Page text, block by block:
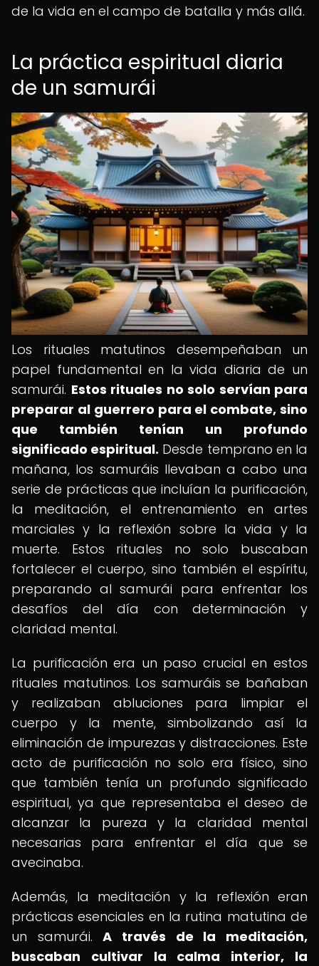
de la vida en el campo de batalla y más allá.
La práctica espiritual diaria
de un samurái
Los rituales matutinos desempeñaban un
papel fundamental en la vida diaria de un
samurái. Estos rituales no solo servían para
preparar al guerrero para el combate, sino
que también tenían un profundo
significado espiritual. Desde temprano en la
mañana, los samuráis llevaban a cabo una
serie de prácticas que incluían la purificación,
la meditación, el entrenamiento en artes
marciales y la reflexión sobre la vida y la
muerte. Estos rituales no solo buscaban
fortalecer el cuerpo, sino también el espíritu,
preparando al samurái para enfrentar los
desafíos del día con determinación y
claridad mental.
La purificación era un paso crucial en estos
rituales matutinos. Los samuráis se bañaban
y realizaban abluciones para limpiar el
cuerpo y la mente, simbolizando así la
eliminación de impurezas y distracciones. Este
acto de purificación no solo era físico, sino
que también tenía un profundo significado
espiritual, ya que representaba el deseo de
alcanzar la pureza y la claridad mental
necesarias para enfrentar el día que se
avecinaba.
Además, la meditación y la reflexión eran
prácticas esenciales en la rutina matutina de
un samurái.A través de la meditación,
buscaban cultivar la calma interior, la